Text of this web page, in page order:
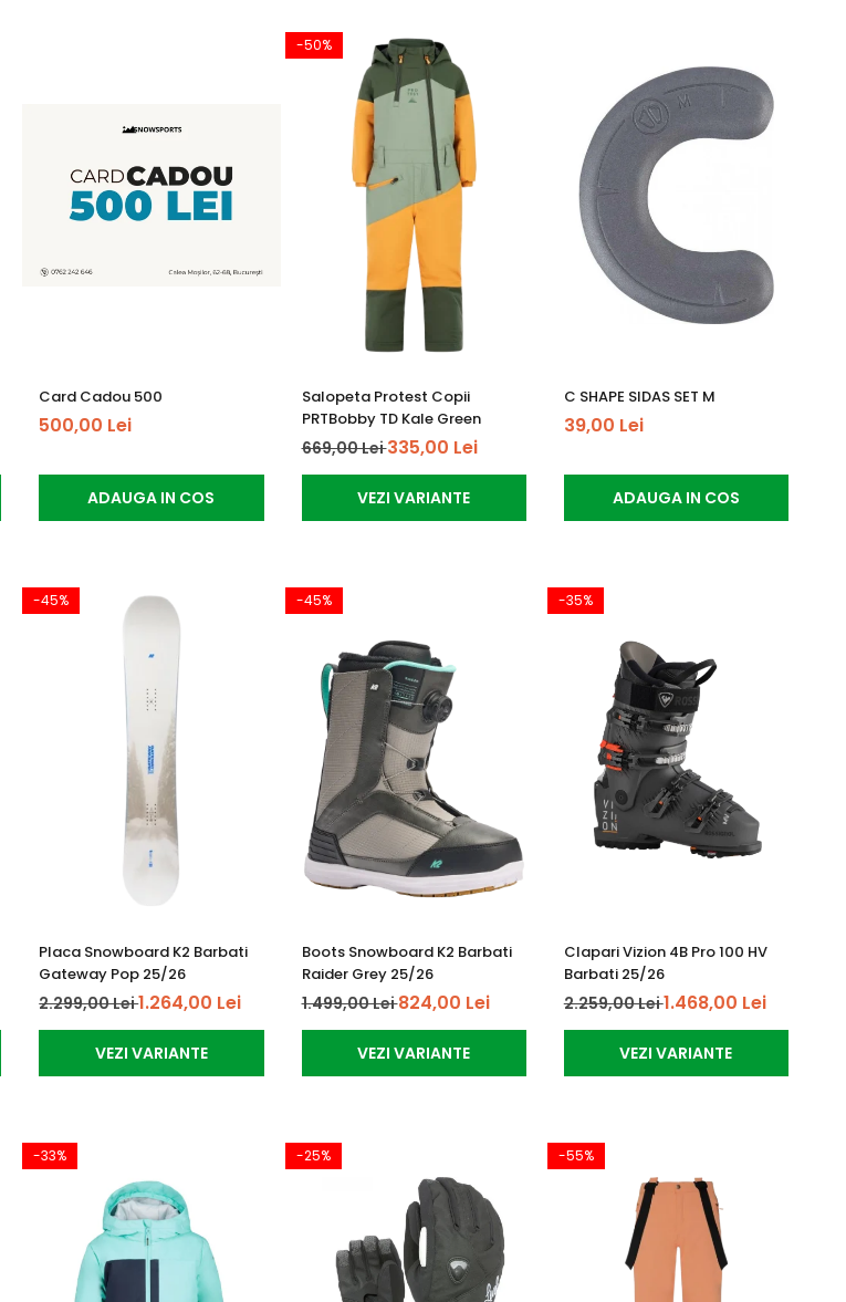
Card Cadou 500
500,00 Lei
ADAUGA IN COS
-50%
Salopeta Protest Copii
PRTBobby TD Kale Green
669,00 Lei335,00 Lei
VEZI VARIANTE
C SHAPE SIDAS SET M
39,00 Lei
ADAUGA IN COS
-45%
Placa Snowboard K2 Barbati
Gateway Pop 25/26
2.299,00 Lei1.264,00 Lei
VEZI VARIANTE
-45%
Boots Snowboard K2 Barbati
Raider Grey 25/26
1.499,00 Lei824,00 Lei
VEZI VARIANTE
-35%
Clapari Vizion 4B Pro 100 HV
Barbati 25/26
2.259,00 Lei1.468,00 Lei
VEZI VARIANTE
-33% -25% -55%